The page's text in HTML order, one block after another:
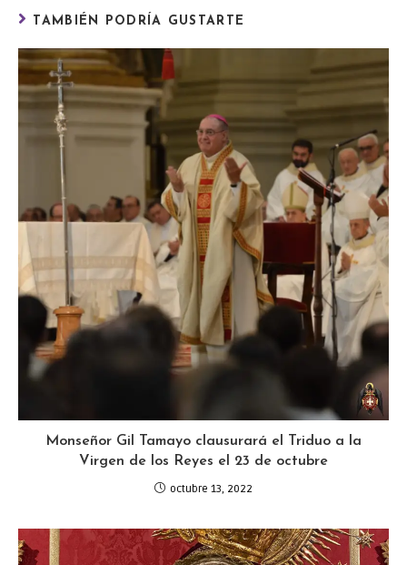
TAMBIÉN PODRÍA GUSTARTE
Monseñor Gil Tamayo clausurará el Triduo a la
Virgen de los Reyes el 23 de octubre
octubre 13, 2022